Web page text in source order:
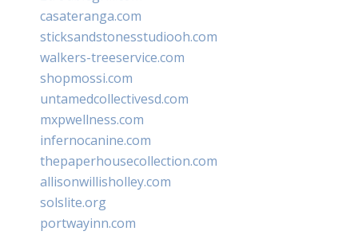
casateranga.com
sticksandstonesstudiooh.com
walkers-treeservice.com
shopmossi.com
untamedcollectivesd.com
mxpwellness.com
infernocanine.com
thepaperhousecollection.com
allisonwillisholley.com
solslite.org
portwayinn.com